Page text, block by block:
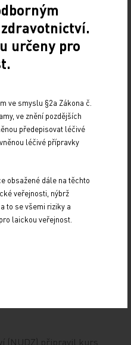
in Neurology
in Neurology (CONy)
o tom, jak funguje
možnosti má lékař
mimo…
(NUDZ) připravil kurs
určeny pro
ve smyslu §2a Zákona č.
ve znění pozdějších
předepisovat léčivé
léčivé přípravky
obsažené dále na těchto
veřejnosti, nýbrž
to se všemi riziky a
laickou veřejnost.